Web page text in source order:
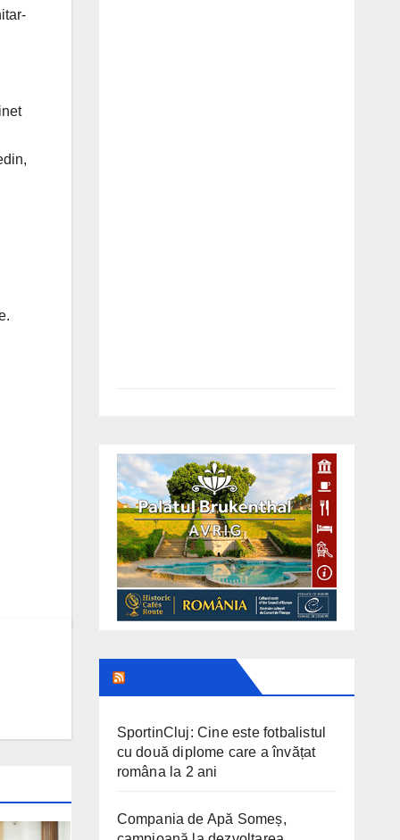
SportinCluj: Cine este fotbalistul
cu două diplome care a învățat
româna la 2 ani
Compania de Apă Someș,